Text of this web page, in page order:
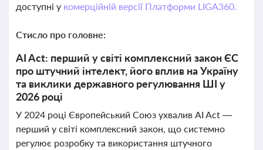
доступні у комерційній версії Платформи LIGA360.
Стисло про головне:
AI Act: перший у світі комплексний закон ЄС
про штучний інтелект, його вплив на Україну
та виклики державного регулювання ШІ у
2026 році
У 2024 році Європейський Союз ухвалив AI Act —
перший у світі комплексний закон, що системно
регулює розробку та використання штучного